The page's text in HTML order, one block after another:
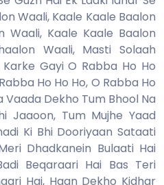
Waali, Kaale Kaale Baalon
Waali, Kaale Kaale Baalon
Waali, Masti Solaah
Gayi O Rabba Ho Ho
Ho Ho Ho, O Rabba Ho
Vaada Dekho Tum Bhool Na
Jaaoon, Tum Mujhe Yaad
Ki Bhi Dooriyaan Sataati
Dhadkanein Bulaati Hai
Beqaraari Hai Bas Teri
Hai, Haan Dekho Kidhar